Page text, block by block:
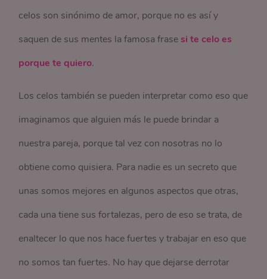
celos son sinónimo de amor, porque no es así y
saquen de sus mentes la famosa frasesi te celo es
porque te quiero.
Los celos también se pueden interpretar como eso que
imaginamos que alguien más le puede brindar a
nuestra pareja, porque tal vez con nosotras no lo
obtiene como quisiera. Para nadie es un secreto que
unas somos mejores en algunos aspectos que otras,
cada una tiene sus fortalezas, pero de eso se trata, de
enaltecer lo que nos hace fuertes y trabajar en eso que
no somos tan fuertes. No hay que dejarse derrotar